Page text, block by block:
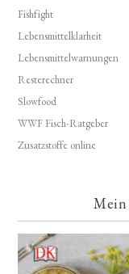
Fishfight
Lebensmittelklarheit
Lebensmittelwarnungen
Resterechner
Slowfood
WWF Fisch-Ratgeber
Zusatzstoffe online